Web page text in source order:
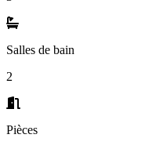
Salles de bain
2
Pièces